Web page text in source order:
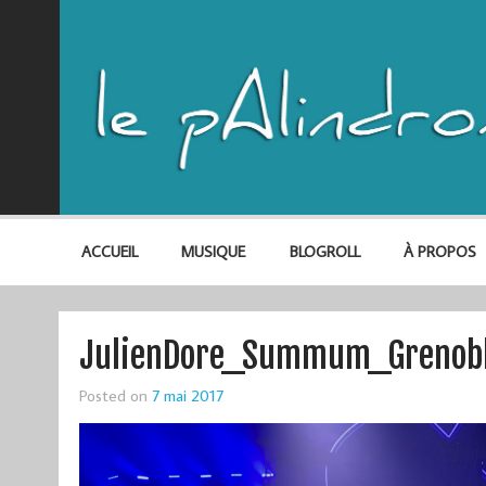
ACCUEIL MUSIQUE BLOGROLL À PROPOS
Posted on 7 mai 2017